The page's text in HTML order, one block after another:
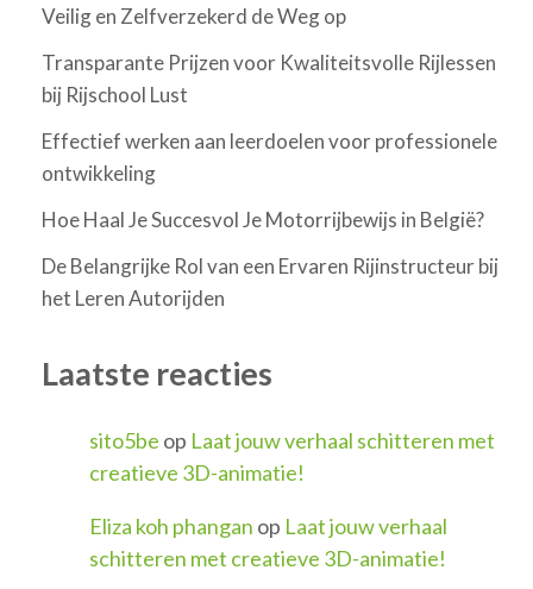
Veilig en Zelfverzekerd de Weg op
Transparante Prijzen voor Kwaliteitsvolle Rijlessen
bij Rijschool Lust
Effectief werken aan leerdoelen voor professionele
ontwikkeling
Hoe Haal Je Succesvol Je Motorrijbewijs in België?
De Belangrijke Rol van een Ervaren Rijinstructeur bij
het Leren Autorijden
Laatste reacties
sito5be op Laat jouw verhaal schitteren met
creatieve 3D-animatie!
Eliza koh phangan op Laat jouw verhaal
schitteren met creatieve 3D-animatie!